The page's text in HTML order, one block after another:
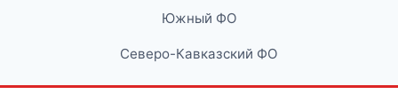
Южный ФО
Северо-Кавказский ФО